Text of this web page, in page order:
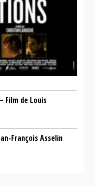
Film de Louis
François Asselin